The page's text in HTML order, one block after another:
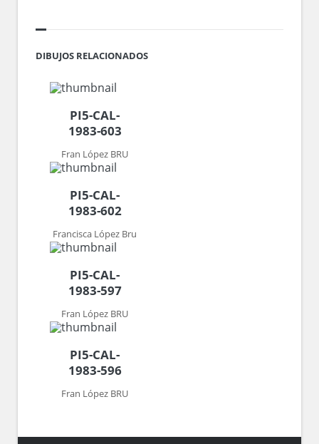
DIBUJOS RELACIONADOS
PI5-CAL-
1983-603
Fran López BRU
PI5-CAL-
1983-602
Francisca López Bru
PI5-CAL-
1983-597
Fran López BRU
PI5-CAL-
1983-596
Fran López BRU